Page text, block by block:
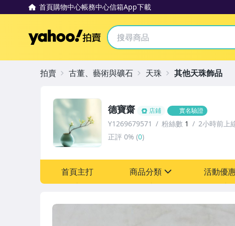
首頁購物中心帳務中心信箱App下載
Yahoo拍賣
德寶齋 店鋪 實名驗證
Y1269679571 粉絲數 1
2小時前上
正評 0% (0)
首頁主打 商品分類 活動優
拍賣 古董、藝術與礦石 天珠 其他天珠飾品